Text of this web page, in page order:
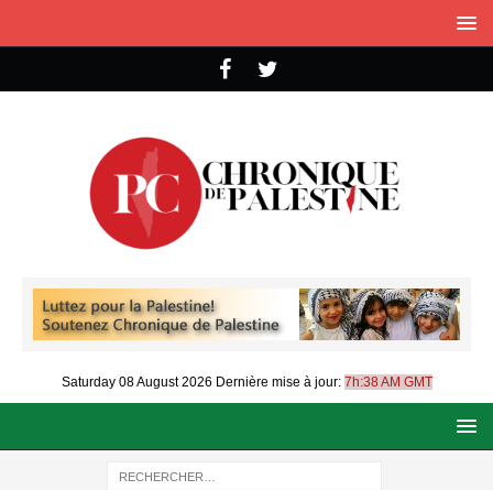
Saturday 08 August 2026 Dernière mise à jour: 7h:38 AM GMT